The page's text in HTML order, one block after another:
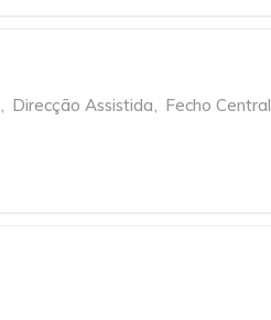
, Direcção Assistida, Fecho Central